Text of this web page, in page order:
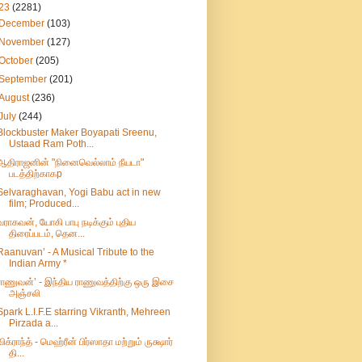
(2281)
December(103)
November(127)
(205)
(201)
(236)
(244)
Maker Boyapati Sreenu,
Ustaad Ram Poth...
"நினைவெல்லாம் நீயடா"
படத்திற்காகp
Yogi Babu act in new
film; Produced...
யோகி பாபு நடிக்கும் புதிய
திரைப்படம், தென...
- A Musical Tribute to the
Indian Army *
- இந்திய ராணுவத்திற்கு ஒரு இசை
அஞ்சலி
L.I.F.E starring Vikranth, Mehreen
Pirzada a...
- மெஹ்ரீன் பிர்ஸாதா மற்றும் ருக்ஷார்
தி...